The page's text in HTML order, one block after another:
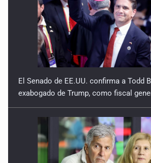
El Senado de EE.UU. confirma a Todd
exabogado de Trump, como fiscal